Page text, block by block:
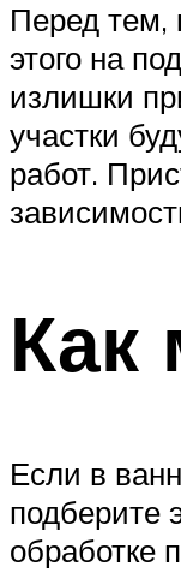
Перед тем,
этого на
излишки
участки
работ.
Как
Если в
подберите
обработке